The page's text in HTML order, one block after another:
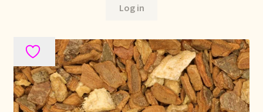
Personal Branding
Política de precios
Politique tarifaire
Log in